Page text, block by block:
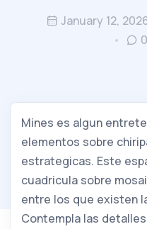
January 12,
Mines es algun
elementos sobre
estrategicas. Este
cuadricula sobre
entre los que existen
Contempla las